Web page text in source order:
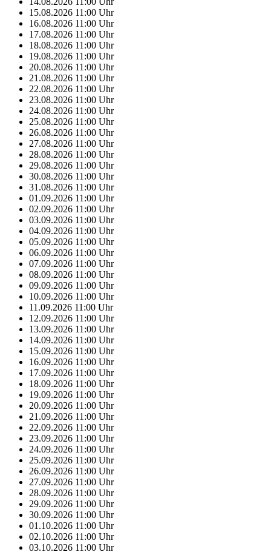
15.08.2026 11:00 Uhr
16.08.2026 11:00 Uhr
17.08.2026 11:00 Uhr
18.08.2026 11:00 Uhr
19.08.2026 11:00 Uhr
20.08.2026 11:00 Uhr
21.08.2026 11:00 Uhr
22.08.2026 11:00 Uhr
23.08.2026 11:00 Uhr
24.08.2026 11:00 Uhr
25.08.2026 11:00 Uhr
26.08.2026 11:00 Uhr
27.08.2026 11:00 Uhr
28.08.2026 11:00 Uhr
29.08.2026 11:00 Uhr
30.08.2026 11:00 Uhr
31.08.2026 11:00 Uhr
01.09.2026 11:00 Uhr
02.09.2026 11:00 Uhr
03.09.2026 11:00 Uhr
04.09.2026 11:00 Uhr
05.09.2026 11:00 Uhr
06.09.2026 11:00 Uhr
07.09.2026 11:00 Uhr
08.09.2026 11:00 Uhr
09.09.2026 11:00 Uhr
10.09.2026 11:00 Uhr
11.09.2026 11:00 Uhr
12.09.2026 11:00 Uhr
13.09.2026 11:00 Uhr
14.09.2026 11:00 Uhr
15.09.2026 11:00 Uhr
16.09.2026 11:00 Uhr
17.09.2026 11:00 Uhr
18.09.2026 11:00 Uhr
19.09.2026 11:00 Uhr
20.09.2026 11:00 Uhr
21.09.2026 11:00 Uhr
22.09.2026 11:00 Uhr
23.09.2026 11:00 Uhr
24.09.2026 11:00 Uhr
25.09.2026 11:00 Uhr
26.09.2026 11:00 Uhr
27.09.2026 11:00 Uhr
28.09.2026 11:00 Uhr
29.09.2026 11:00 Uhr
30.09.2026 11:00 Uhr
01.10.2026 11:00 Uhr
02.10.2026 11:00 Uhr
03.10.2026 11:00 Uhr